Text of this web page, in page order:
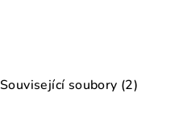
Související soubory (2)